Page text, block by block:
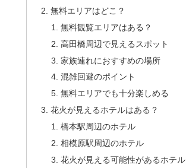
無料エリアはどこ？
無料観覧エリアはある？
高田橋周辺で見えるスポット
家族連れにおすすめの場所
混雑回避のポイント
無料エリアでも十分楽しめる
花火が見えるホテルはある？
橋本駅周辺のホテル
相模原駅周辺のホテル
花火が見える可能性があるホテル